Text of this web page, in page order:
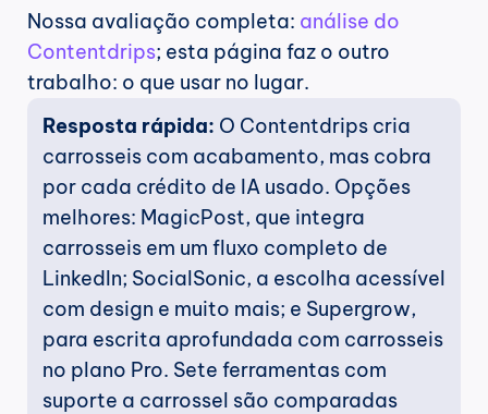
Nossa avaliação completa: análise do
Contentdrips; esta página faz o outro
trabalho: o que usar no lugar.
Resposta rápida: O Contentdrips cria
carrosseis com acabamento, mas cobra
por cada crédito de IA usado. Opções
melhores: MagicPost, que integra
carrosseis em um fluxo completo de
LinkedIn; SocialSonic, a escolha acessível
com design e muito mais; e Supergrow,
para escrita aprofundada com carrosseis
no plano Pro. Sete ferramentas com
suporte a carrossel são comparadas